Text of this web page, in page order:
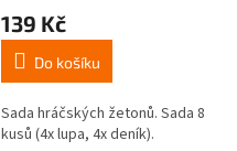
produktu
4,9
5
hvězdiček.
139 Kč
Do košíku
Sada hráčských žetonů. Sada 8
kusů (4x lupa, 4x deník).